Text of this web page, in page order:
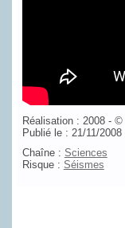
Réalisation : 2008 - ©
Publié le : 21/11/2008
Chaîne : Sciences
Risque : Séismes